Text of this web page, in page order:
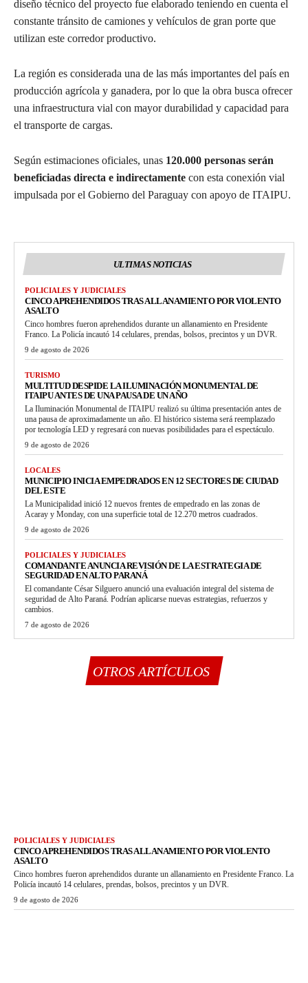
diseño técnico del proyecto fue elaborado teniendo en cuenta el
constante tránsito de camiones y vehículos de gran porte que
utilizan este corredor productivo.
La región es considerada una de las más importantes del país en
producción agrícola y ganadera, por lo que la obra busca ofrecer
una infraestructura vial con mayor durabilidad y capacidad para
el transporte de cargas.
Según estimaciones oficiales, unas 120.000 personas serán
beneficiadas directa e indirectamente con esta conexión vial
impulsada por el Gobierno del Paraguay con apoyo de ITAIPU.
ULTIMAS NOTICIAS
POLICIALES Y JUDICIALES
CINCO APREHENDIDOS TRAS ALLANAMIENTO POR VIOLENTO
ASALTO
Cinco hombres fueron aprehendidos durante un allanamiento en Presidente
Franco. La Policía incautó 14 celulares, prendas, bolsos, precintos y un DVR.
9 de agosto de 2026
TURISMO
MULTITUD DESPIDE LA ILUMINACIÓN MONUMENTAL DE
ITAIPU ANTES DE UNA PAUSA DE UN AÑO
La Iluminación Monumental de ITAIPU realizó su última presentación antes de
una pausa de aproximadamente un año. El histórico sistema será reemplazado
por tecnología LED y regresará con nuevas posibilidades para el espectáculo.
9 de agosto de 2026
LOCALES
MUNICIPIO INICIA EMPEDRADOS EN 12 SECTORES DE CIUDAD
DEL ESTE
La Municipalidad inició 12 nuevos frentes de empedrado en las zonas de
Acaray y Monday, con una superficie total de 12.270 metros cuadrados.
9 de agosto de 2026
POLICIALES Y JUDICIALES
COMANDANTE ANUNCIA REVISIÓN DE LA ESTRATEGIA DE
SEGURIDAD EN ALTO PARANÁ
El comandante César Silguero anunció una evaluación integral del sistema de
seguridad de Alto Paraná. Podrían aplicarse nuevas estrategias, refuerzos y
cambios.
7 de agosto de 2026
OTROS ARTÍCULOS
POLICIALES Y JUDICIALES
CINCO APREHENDIDOS TRAS ALLANAMIENTO POR VIOLENTO
ASALTO
Cinco hombres fueron aprehendidos durante un allanamiento en Presidente Franco. La
Policía incautó 14 celulares, prendas, bolsos, precintos y un DVR.
9 de agosto de 2026